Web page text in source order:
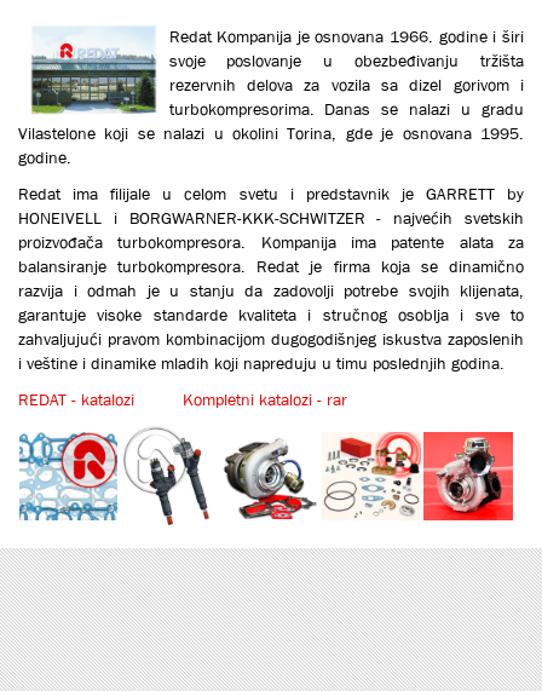
Redat Кompanija je osnovana 1966. godine i širi
svoje poslovanje u obezbeđivanju tržišta
rezervnih delova za vozila sa dizel gorivom i
turbokompresorima. Danas se nalazi u gradu
Vilastelone koji se nalazi u okolini Torina, gde je osnovana 1995.
godine.
Redat ima filijale u celom svetu i predstavnik je GARRETT by
HONEIVELL i BORGWARNER-KKK-SCHWITZER - najvećih svetskih
proizvođača turbokompresora. Кompanija ima patente alata za
balansiranje turbokompresora. Redat je firma koja se dinamično
razvija i odmah je u stanju da zadovolji potrebe svojih klijenata,
garantuje visoke standarde kvaliteta i stručnog osoblja i sve to
zahvaljujući pravom kombinacijom dugogodišnjeg iskustva zaposlenih
i veštine i dinamike mladih koji napreduju u timu poslednjih godina.
REDAT - katalozi
Кompletni katalozi - rar